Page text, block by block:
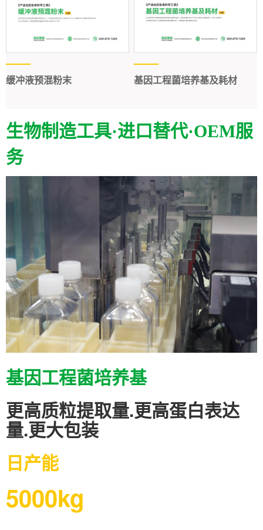
缓冲液预混粉末 基因工程菌培养基及耗材
生物制造工具·进口替代·OEM服
务
基因工程菌培养基
更高质粒提取量.更高蛋白表达
量.更大包装
日产能
5000kg